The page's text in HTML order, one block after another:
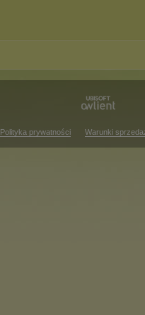
Polityka prywatności Warunki